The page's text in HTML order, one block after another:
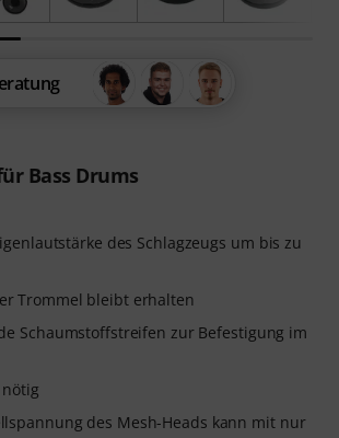
Bass Drums
des Schlagzeugs um bis zu
Trommel bleibt erhalten
Schaumstoffstreifen zur Befestigung im
des Mesh-Heads kann mit nur